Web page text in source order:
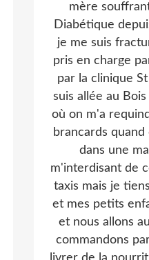
mère
Diabétique
je me suis
pris en charge
par la clinique
suis allée au
où on m'a
brancards
dans une
m'interdisant de
taxis mais je
et mes petits
et nous allons
commandons